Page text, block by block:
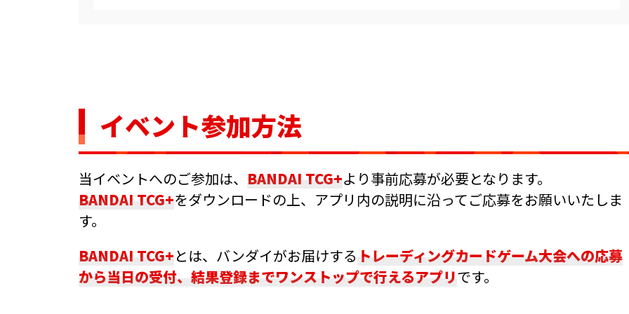
イベント参加方法
当イベントへのご参加は、 BANDAI TCG+より事前応募が必要となります。
BANDAI TCG+をダウンロードの上、アプリ内の説明に沿ってご応募をお願いいたしま
す。
BANDAI TCG+とは、バンダイがお届けする トレーディングカードゲーム大会への応募
から当日の受付、結果登録までワンストップで行えるアプリです。